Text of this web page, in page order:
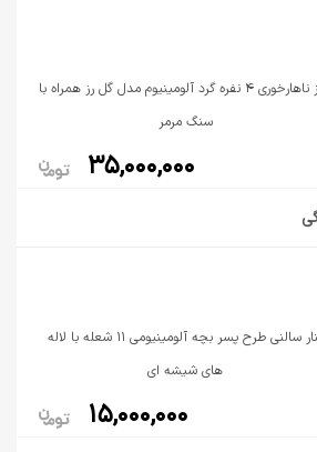
میز ناهارخوری 4 نفره گرد آلومینیوم مدل گل رز همراه با
سنگ مرمر
35,000,000
کنار سالنی طرح پسر بچه آلومینیومی 11 شعله با لاله
های شیشه ای
15,000,000